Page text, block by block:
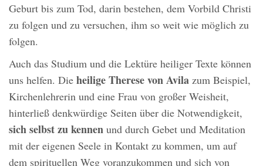
Geburt bis zum Tod, darin bestehen, dem Vorbild Christi
zu folgen und zu versuchen, ihm so weit wie möglich zu
folgen.
Auch das Studium und die Lektüre heiliger Texte können
uns helfen. Die heilige Therese von Avila zum Beispiel,
Kirchenlehrerin und eine Frau von großer Weisheit,
hinterließ denkwürdige Seiten über die Notwendigkeit,
sich selbst zu kennen und durch Gebet und Meditation
mit der eigenen Seele in Kontakt zu kommen, um auf
dem spirituellen Weg voranzukommen und sich von